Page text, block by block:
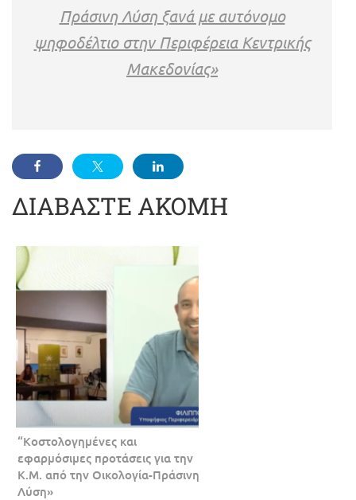
Πράσινη Λύση ξανά με αυτόνομο
ψηφοδέλτιο στην Περιφέρεια Κεντρικής
Μακεδονίας»
ΔΙΑΒΑΣΤΕ ΑΚΟΜΗ
“Κοστολογημένες και
εφαρμόσιμες προτάσεις για την
Κ.Μ. από την Οικολογία-Πράσινη
Λύση»